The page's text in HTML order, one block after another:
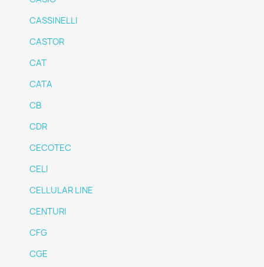
CASSINELLI
CASTOR
CAT
CATA
CB
CDR
CECOTEC
CELI
CELLULAR LINE
CENTURI
CFG
CGE